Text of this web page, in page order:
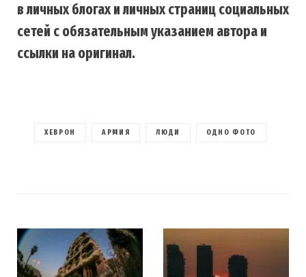
в личных блогах и личных страниц социальных
сетей с обязательным указанием автора и
ссылки на оригинал.
ХЕВРОН АРМИЯ ЛЮДИ ОДНО ФОТО